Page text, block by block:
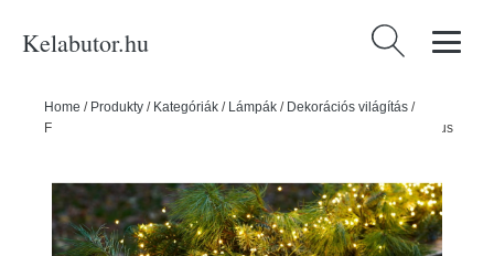
Kelabutor.hu Keresés:
Home / Produkty / Kategóriák / Lámpák / Dekorációs világítás /
Fényfüzér, izzók száma 500 db-os hosszúság 350 cm Knirke – Sirius